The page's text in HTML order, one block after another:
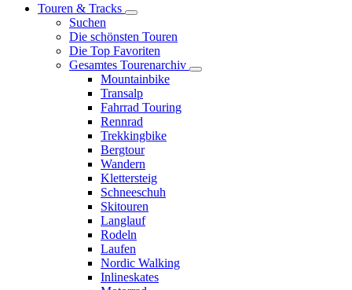
Touren & Tracks
Suchen
Die schönsten Touren
Die Top Favoriten
Gesamtes Tourenarchiv
Mountainbike
Transalp
Fahrrad Touring
Rennrad
Trekkingbike
Bergtour
Wandern
Klettersteig
Schneeschuh
Skitouren
Langlauf
Rodeln
Laufen
Nordic Walking
Inlineskates